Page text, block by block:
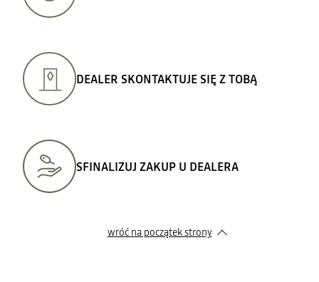
DEALER SKONTAKTUJE SIĘ Z TOBĄ
SFINALIZUJ ZAKUP U DEALERA
wróć na początek strony